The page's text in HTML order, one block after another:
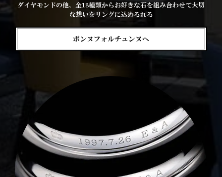
ダイヤモンドの他、全18種類からお好きな石を組み合わせて大切
な想いをリングに込めるれる
ボンヌフォルチュンヌへ